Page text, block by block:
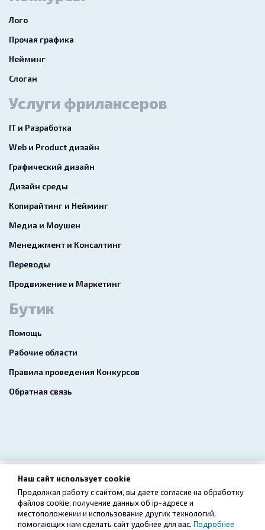
Лого
Прочая графика
Нейминг
Слоган
Услуги фрилансеров
IT и Разработка
Web и Product дизайн
Графический дизайн
Дизайн среды
Копирайтинг и Нейминг
Медиа и Моушен
Менеджмент и Консалтинг
Переводы
Продвижение и Маркетинг
Бутик
Помощь
Рабочие области
Правила проведения Конкурсов
Обратная связь
2026 freelance.boutique
Пользовательское соглашение Конфиденциальность
Наш сайт использует cookie
Продолжая работу с сайтом, вы даете согласие на обработку
файлов cookie, получение данных об ip-адресе и
местоположении и использование других технологий,
помогающих нам сделать сайт удобнее для вас. Подробнее